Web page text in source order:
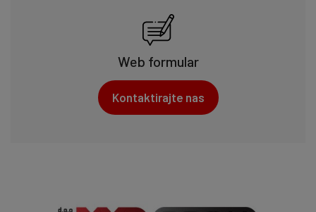
Web formular
Kontaktirajte nas